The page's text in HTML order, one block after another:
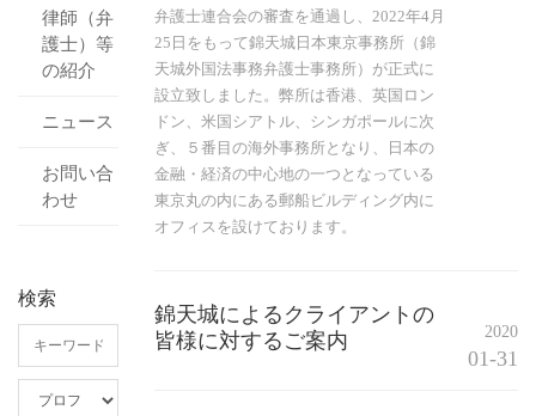
律師（弁
護士）等
の紹介
ニュース
お問い合
わせ
検索
弁護士連合会の審査を通過し、2022年4月
25日をもって錦天城日本東京事務所（錦
天城外国法事務弁護士事務所）が正式に
設立致しました。弊所は香港、英国ロン
ドン、米国シアトル、シンガポールに次
ぎ、５番目の海外事務所となり、日本の
金融・経済の中心地の一つとなっている
東京丸の内にある郵船ビルディング内に
オフィスを設けております。
錦天城によるクライアントの
皆様に対するご案内
2020
01-31